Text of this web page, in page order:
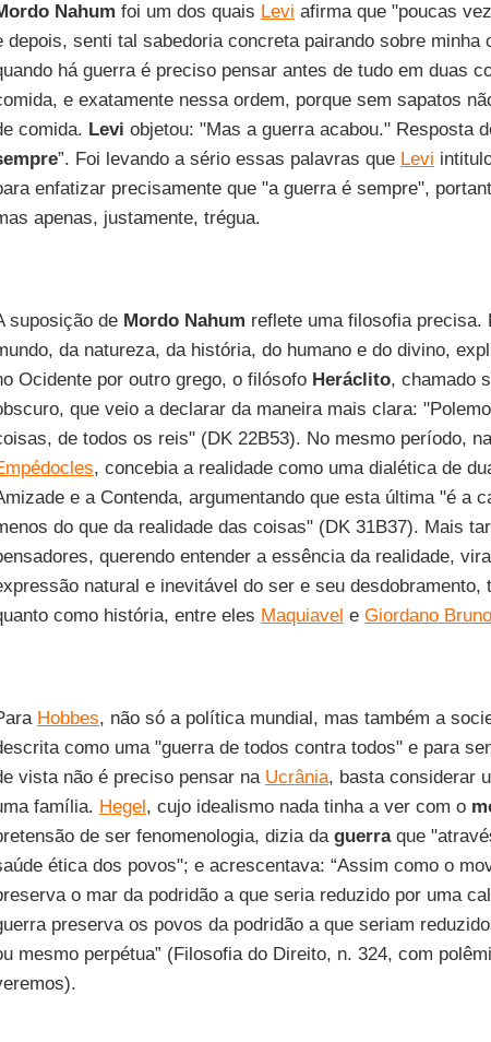
Nahum foi um dos quais Levi afirma que "poucas
depois, senti tal sabedoria concreta pairando sobre minha
há guerra é preciso pensar antes de tudo em duas
e exatamente nessa ordem, porque sem sapatos
comida. Levi objetou: "Mas a guerra acabou." Resposta
”. Foi levando a sério essas palavras que Levi
enfatizar precisamente que "a guerra é sempre",
apenas, justamente, trégua.
suposição de Mordo Nahum reflete uma filosofia precisa.
da natureza, da história, do humano e do divino,
Ocidente por outro grego, o filósofo Heráclito, chamado
que veio a declarar da maneira mais clara:
de todos os reis" (DK 22B53). No mesmo período,
, concebia a realidade como uma dialética de
e a Contenda, argumentando que esta última "é a
do que da realidade das coisas" (DK 31B37). Mais
querendo entender a essência da realidade,
natural e inevitável do ser e seu desdobramento,
como história, entre eles Maquiavel e Giordano Bruno
Hobbes, não só a política mundial, mas também a
como uma "guerra de todos contra todos" e para
vista não é preciso pensar na Ucrânia, basta considerar
família. Hegel, cujo idealismo nada tinha a ver com o
de ser fenomenologia, dizia da guerraque
ética dos povos"; e acrescentava: “Assim como o
o mar da podridão a que seria reduzido por uma
preserva os povos da podridão a que seriam
mesmo perpétua” (Filosofia do Direito, n. 324, com